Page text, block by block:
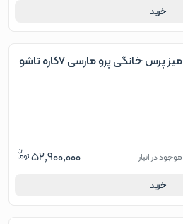
خرید
میز پرس خانگی پرو مارسی 7کاره تاشو
موجود در انبار 52,900,000
خرید